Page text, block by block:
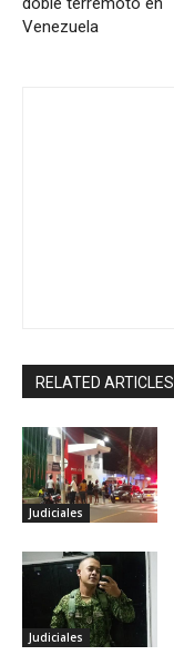
Venezuela
RELATED ARTICLES
Judiciales
Judiciales